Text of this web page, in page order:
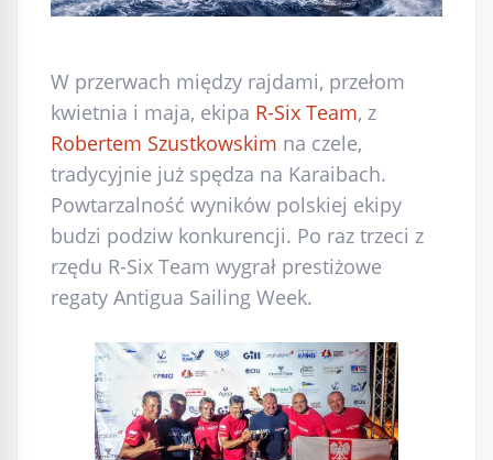
W przerwach między rajdami, przełom
kwietnia i maja, ekipa R-Six Team, z
Robertem Szustkowskim na czele,
tradycyjnie już spędza na Karaibach.
Powtarzalność wyników polskiej ekipy
budzi podziw konkurencji. Po raz trzeci z
rzędu R-Six Team wygrał prestiżowe
regaty Antigua Sailing Week.